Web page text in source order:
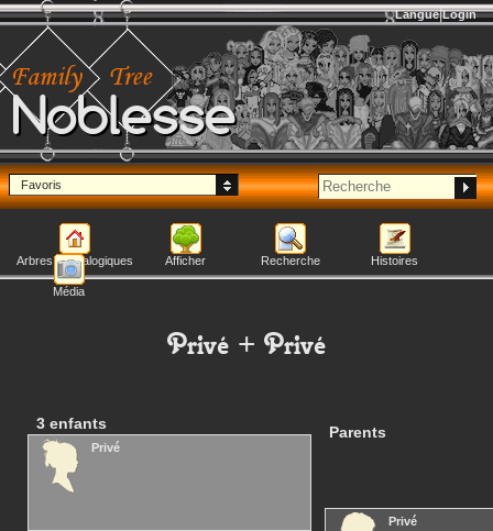
Noblesse
Langue Login
Favoris
Arbres généalogiques Afficher Recherche Histoires
Média
Privé + Privé
3 enfants
Privé
Parents
Privé